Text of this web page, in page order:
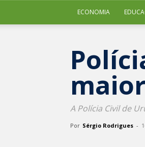
ECONOMIA
A Polícia Civil de
Por Sérgio Rodrigues -